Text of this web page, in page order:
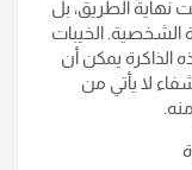
نهاية الطريق، بل
الشخصية. الخيبات
الذاكرة يمكن أن
لا يأتي من